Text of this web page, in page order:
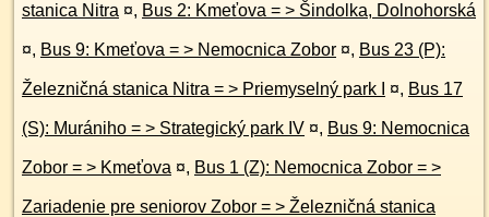
stanica Nitra ¤, Bus 2: Kmeťova = > Šindolka, Dolnohorská
¤, Bus 9: Kmeťova = > Nemocnica Zobor ¤, Bus 23 (P):
Železničná stanica Nitra = > Priemyselný park I ¤, Bus 17
(S): Murániho = > Strategický park IV ¤, Bus 9: Nemocnica
Zobor = > Kmeťova ¤, Bus 1 (Z): Nemocnica Zobor = >
Zariadenie pre seniorov Zobor = > Železničná stanica